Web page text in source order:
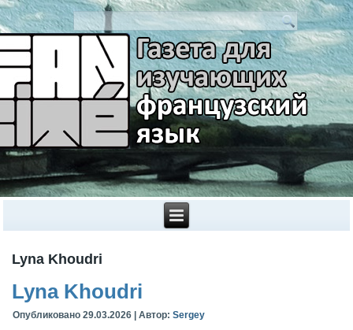
Lyna Khoudri
Lyna Khoudri
Опубликовано 29.03.2026 |Автор: Sergey